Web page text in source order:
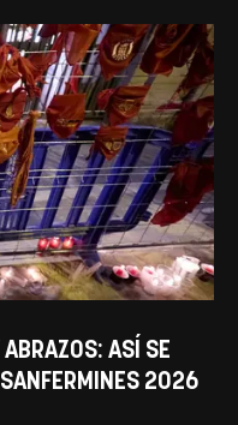
ASÍ SE
SANFERMINES 2026